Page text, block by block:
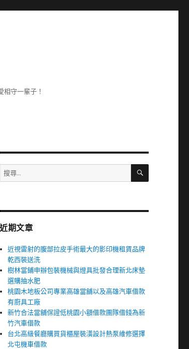
守一輩子！
搜
尋
字:
搜
近期文章
近視雷射的腹部拉皮手術最大的影印機租賃品牌
乾西裝送洗
樹林當鋪申辦包裝機械與燈具批發合理新北床墊
選購抽水肥
桃園木地板公司專業高雄當舖以及高雄汽車借款
有廚具工廠
新竹合法當舖保證低桃園小額借款團隊借錢為新
竹汽車借款
台北高級餐廳購買貨櫃屋裝潢設計熱泵維修選擇
北屯機車借款